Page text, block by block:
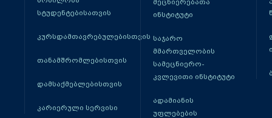
სტუდენტებისათვის
კურსდამთავრებულებისთვის
თანამშრომლებისთვის
დამსაქმებლებისთვის
კარიერული სერვისი
მეცნიერებათა
ინსტიტუტი
საჯარო
მმართველობის
სამეცნიერო-
კვლევითი ინსტიტუტი
ადამიანის
უფლებების